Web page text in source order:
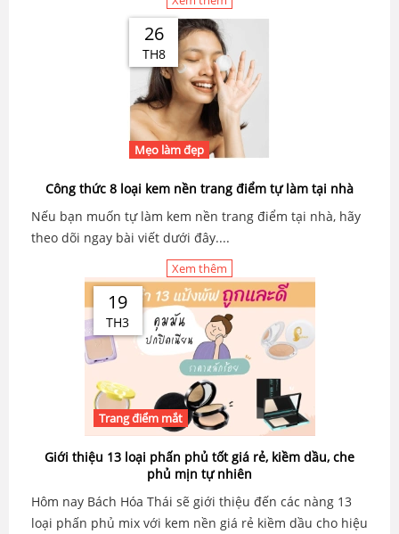
26
TH8
Mẹo làm đẹp
Công thức 8 loại kem nền trang điểm tự làm tại nhà
Nếu bạn muốn tự làm kem nền trang điểm tại nhà, hãy
theo dõi ngay bài viết dưới đây....
Xem thêm
19
TH3
Trang điểm mắt
Giới thiệu 13 loại phấn phủ tốt giá rẻ, kiềm dầu, che
phủ mịn tự nhiên
Hôm nay Bách Hóa Thái sẽ giới thiệu đến các nàng 13
loại phấn phủ mix với kem nền giá rẻ kiềm dầu cho hiệu